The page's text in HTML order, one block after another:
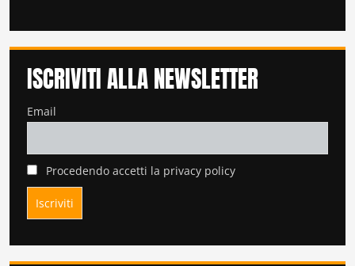
ISCRIVITI ALLA NEWSLETTER
Email
Procedendo accetti la privacy policy